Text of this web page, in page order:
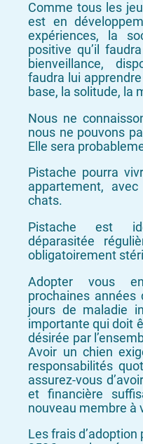
Comme tous les
est en
expériences, la
positive qu’il
bienveillance,
faudra lui
base, la solitude, la
Nous ne
nous ne pouvons
Elle sera
Pistache pourra
appartement,
chats.
Pistache est
déparasitée
obligatoirement
Adopter vous
prochaines
jours de maladie
importante qui doit
désirée par
Avoir un chien
responsabilités
assurez-vous
et financière
nouveau membre à
Les frais